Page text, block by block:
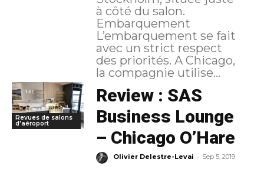
à côté du salon.
Embarquement
L’embarquement se fait
avec un strict respect
des priorités. A Chicago,
la compagnie utilise...
Revues de salons
d'aéroport
Review : SAS
Business Lounge
– Chicago O’Hare
Olivier Delestre-Levai - Sep 5, 2019